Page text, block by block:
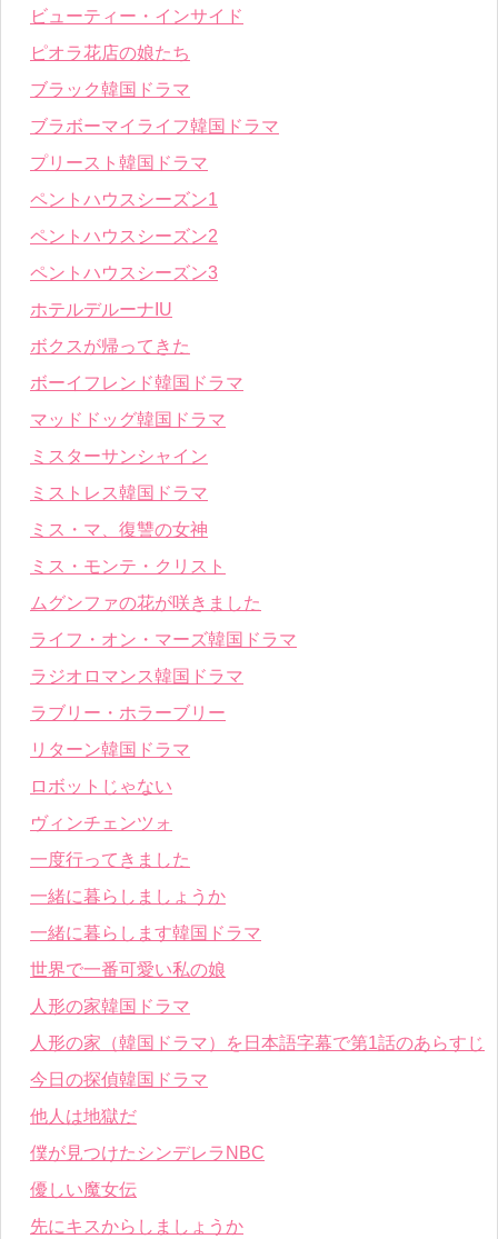
ビューティー・インサイド
ピオラ花店の娘たち
ブラック韓国ドラマ
ブラボーマイライフ韓国ドラマ
プリースト韓国ドラマ
ペントハウスシーズン1
ペントハウスシーズン2
ペントハウスシーズン3
ホテルデルーナIU
ボクスが帰ってきた
ボーイフレンド韓国ドラマ
マッドドッグ韓国ドラマ
ミスターサンシャイン
ミストレス韓国ドラマ
ミス・マ、復讐の女神
ミス・モンテ・クリスト
ムグンファの花が咲きました
ライフ・オン・マーズ韓国ドラマ
ラジオロマンス韓国ドラマ
ラブリー・ホラーブリー
リターン韓国ドラマ
ロボットじゃない
ヴィンチェンツォ
一度行ってきました
一緒に暮らしましょうか
一緒に暮らします韓国ドラマ
世界で一番可愛い私の娘
人形の家韓国ドラマ
人形の家（韓国ドラマ）を日本語字幕で第1話のあらすじ
今日の探偵韓国ドラマ
他人は地獄だ
僕が見つけたシンデレラNBC
優しい魔女伝
先にキスからしましょうか